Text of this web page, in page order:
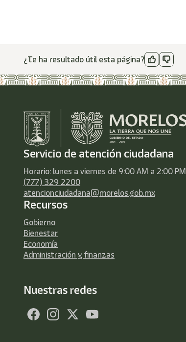
¿Te ha resultado útil esta página?
Servicio de atención ciudadana
Horario: lunes a viernes de 9:00 AM a 2:00 PM
(777) 329 2200
atencionciudadana@morelos.gob.mx
Recursos
Gobierno
Bienestar
Economía
Administración y finanzas
Nuestras redes